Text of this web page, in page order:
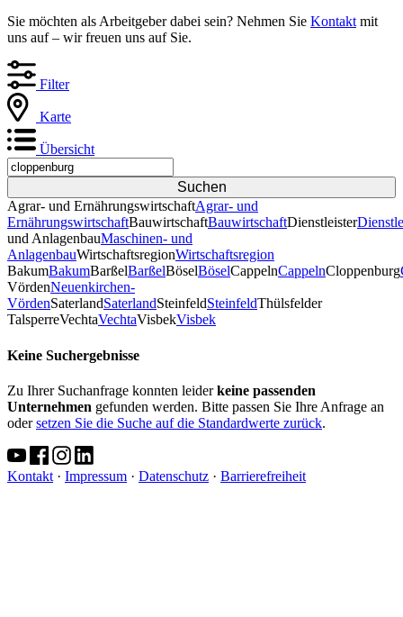
Sie möchten als Arbeitgeber dabei sein? Nehmen Sie Kontakt mit
uns auf – wir freuen uns auf Sie.
Filter
Karte
Übersicht
Agrar- und ErnährungswirtschaftAgrar- und
ErnährungswirtschaftBauwirtschaftBauwirtschaftDienstleister
und AnlagenbauMaschinen- und
AnlagenbauWirtschaftsregionWirtschaftsregion
BakumBakumBarßelBarßelBöselBöselCappelnCappelnCloppenburg
VördenNeuenkirchen-
VördenSaterlandSaterlandSteinfeldSteinfeldThülsfelder
TalsperreVechtaVechtaVisbekVisbek
Keine Suchergebnisse
Zu Ihrer Suchanfrage konnten leiderkeine passenden
Unternehmen gefunden werden. Bitte passen Sie Ihre Anfrage an
odersetzen Sie die Suche auf die Standardwerte zurück.
Kontakt · Impressum · Datenschutz · Barrierefreiheit